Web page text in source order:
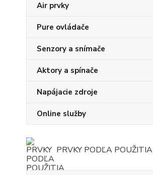
Air prvky
Pure ovládače
Senzory a snímače
Aktory a spínače
Napájacie zdroje
Online služby
PRVKY PODĽA POUŽITIA